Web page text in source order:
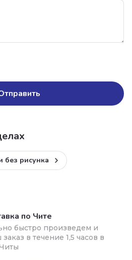
без рисунка
по Чите
быстро произведем и
в течение 1,5 часов в